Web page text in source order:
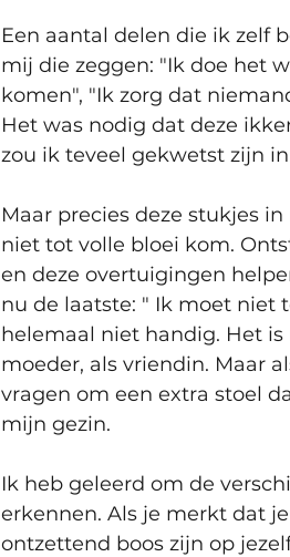
Een aantal delen die ik zelf
mij die zeggen: "Ik doe het
komen", "Ik zorg dat
Het was nodig dat deze
zou ik teveel gekwetst zijn
Maar precies deze stukjes
niet tot volle bloei kom.
en deze overtuigingen
nu de laatste: " Ik moet niet
helemaal niet handig. Het
moeder, als vriendin. Maar
vragen om een extra stoel
mijn gezin.
Ik heb geleerd om de
erkennen. Als je merkt dat
ontzettend boos zijn op